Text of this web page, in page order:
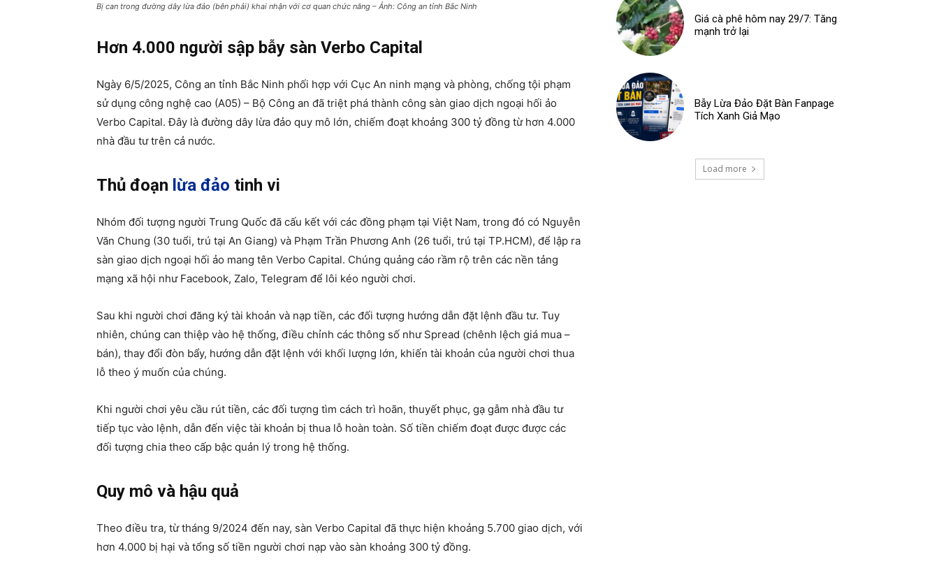
Bị can trong đường dây lừa đảo (bên phải) khai nhận với cơ quan chức năng – Ảnh: Công an tỉnh Bắc Ninh
Hơn 4.000 người sập bẫy sàn Verbo Capital
Ngày 6/5/2025, Công an tỉnh Bắc Ninh phối hợp với Cục An ninh mạng và phòng, chống tội phạm
sử dụng công nghệ cao (A05) – Bộ Công an đã triệt phá thành công sàn giao dịch ngoại hối ảo
Verbo Capital. Đây là đường dây lừa đảo quy mô lớn, chiếm đoạt khoảng 300 tỷ đồng từ hơn 4.000
nhà đầu tư trên cả nước.
Thủ đoạn lừa đảo tinh vi
Nhóm đối tượng người Trung Quốc đã cấu kết với các đồng phạm tại Việt Nam, trong đó có Nguyễn
Văn Chung (30 tuổi, trú tại An Giang) và Phạm Trần Phương Anh (26 tuổi, trú tại TP.HCM), để lập ra
sàn giao dịch ngoại hối ảo mang tên Verbo Capital. Chúng quảng cáo rầm rộ trên các nền tảng
mạng xã hội như Facebook, Zalo, Telegram để lôi kéo người chơi.
Sau khi người chơi đăng ký tài khoản và nạp tiền, các đối tượng hướng dẫn đặt lệnh đầu tư. Tuy
nhiên, chúng can thiệp vào hệ thống, điều chỉnh các thông số như Spread (chênh lệch giá mua –
bán), thay đổi đòn bẩy, hướng dẫn đặt lệnh với khối lượng lớn, khiến tài khoản của người chơi thua
lỗ theo ý muốn của chúng.
Khi người chơi yêu cầu rút tiền, các đối tượng tìm cách trì hoãn, thuyết phục, gạ gẫm nhà đầu tư
tiếp tục vào lệnh, dẫn đến việc tài khoản bị thua lỗ hoàn toàn. Số tiền chiếm đoạt được được các
đối tượng chia theo cấp bậc quản lý trong hệ thống.
Quy mô và hậu quả
Theo điều tra, từ tháng 9/2024 đến nay, sàn Verbo Capital đã thực hiện khoảng 5.700 giao dịch, với
hơn 4.000 bị hại và tổng số tiền người chơi nạp vào sàn khoảng 300 tỷ đồng.
Giá cà phê hôm nay 29/7: Tăng
mạnh trở lại
Bẫy Lừa Đảo Đặt Bàn Fanpage
Tích Xanh Giả Mạo
Load more